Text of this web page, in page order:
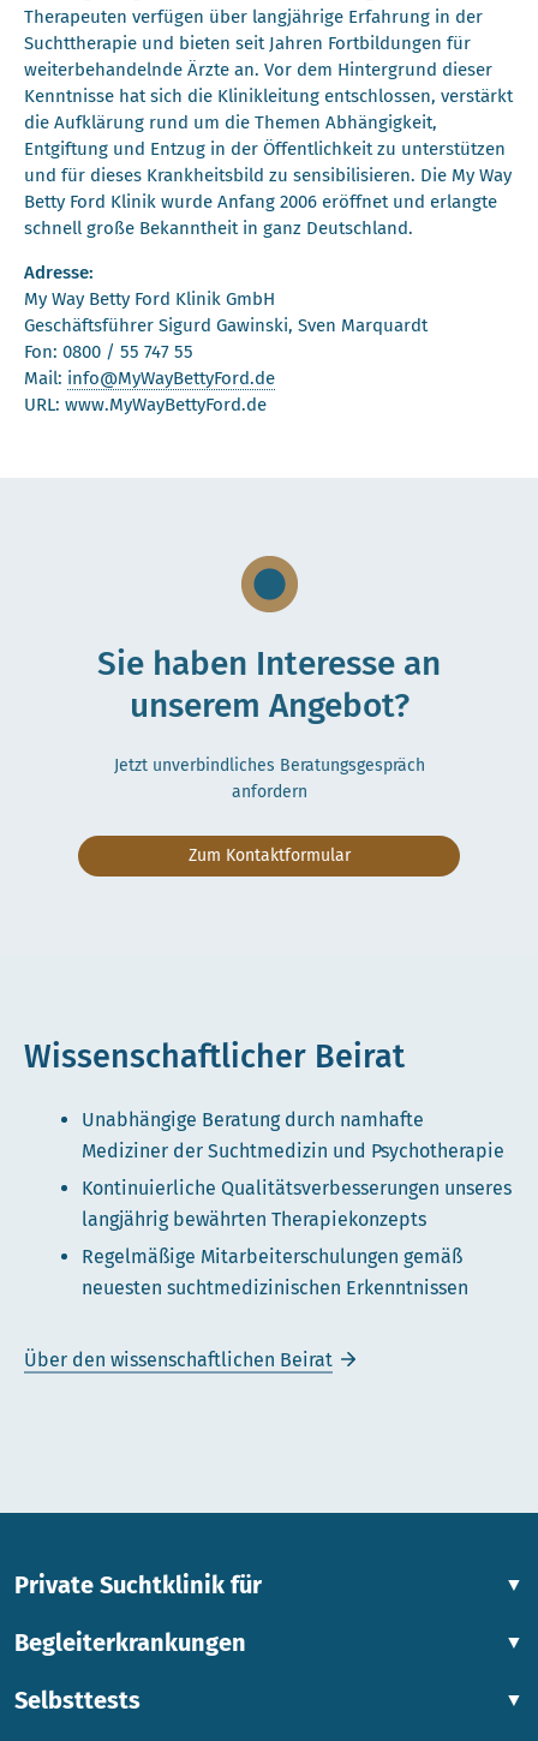
Therapeuten verfügen über langjährige Erfahrung in der
Suchttherapie und bieten seit Jahren Fortbildungen für
weiterbehandelnde Ärzte an. Vor dem Hintergrund dieser
Kenntnisse hat sich die Klinikleitung entschlossen, verstärkt
die Aufklärung rund um die Themen Abhängigkeit,
Entgiftung und Entzug in der Öffentlichkeit zu unterstützen
und für dieses Krankheitsbild zu sensibilisieren. Die My Way
Betty Ford Klinik wurde Anfang 2006 eröffnet und erlangte
schnell große Bekanntheit in ganz Deutschland.
Adresse:
My Way Betty Ford Klinik GmbH
Geschäftsführer Sigurd Gawinski, Sven Marquardt
Fon: 0800 / 55 747 55
Mail: info@MyWayBettyFord.de
URL: www.MyWayBettyFord.de
Sie haben Interesse an
unserem Angebot?
Jetzt unverbindliches Beratungsgespräch
anfordern
Zum Kontaktformular
Wissenschaftlicher Beirat
Unabhängige Beratung durch namhafte
Mediziner der Suchtmedizin und Psychotherapie
Kontinuierliche Qualitätsverbesserungen unseres
langjährig bewährten Therapiekonzepts
Regelmäßige Mitarbeiterschulungen gemäß
neuesten suchtmedizinischen Erkenntnissen
Über den wissenschaftlichen Beirat
Private Suchtklinik für ▼
Begleiterkrankungen ▼
Selbsttests ▼